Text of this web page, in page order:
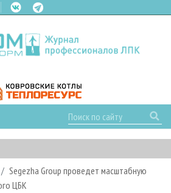
Segezha Group проведет масштабную
ЦБК